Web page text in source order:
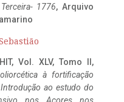
1776, Arquivo
Vol. XLV, Tomo II,
à fortificação
ao estudo do
nos Açores nos